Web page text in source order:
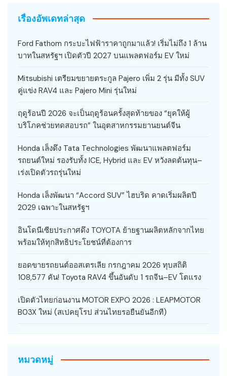
เรื่องอัพเดทล่าสุด
Ford Fathom กระบะไฟฟ้าราคาถูกมาแล้ว! เริ่มไม่ถึง 1 ล้าน
บาทในสหรัฐฯ เปิดตัวปี 2027 บนแพลตฟอร์ม EV ใหม่
Mitsubishi เตรียมขยายตระกูล Pajero เพิ่ม 2 รุ่น มีทั้ง SUV
คู่แข่ง RAV4 และ Pajero Mini รุ่นใหม่
ฤดูร้อนปี 2026 จะเป็นฤดูร้อนครั้งสุดท้ายของ “ยุคให้ผู้
บริโภคช่วยทดสอบรถ” ในอุตสาหกรรมยานยนต์จีน
Honda เล็งดึง Tata Technologies พัฒนาแพลตฟอร์ม
รถยนต์ใหม่ รองรับทั้ง ICE, Hybrid และ EV หวังลดต้นทุน–
เร่งเปิดตัวรถรุ่นใหม่
Honda เล็งพัฒนา “Accord SUV” ไฮบริด คาดเริ่มผลิตปี
2029 เฉพาะในสหรัฐฯ
อินโดนีเซียประกาศดึง TOYOTA ย้ายฐานผลิตหลักจากไทย
พร้อมให้ทุกสิทธิประโยชน์ที่ต้องการ
ยอดขายรถยนต์ออสเตรเลีย กรกฎาคม 2026 ทุบสถิติ
108,577 คัน! Toyota RAV4 ขึ้นอันดับ 1 รถจีน–EV โตแรง
เปิดตัวไทยก่อนงาน MOTOR EXPO 2026 : LEAPMOTOR
B03X ใหม่ (สเปคยุโรป ส่วนไทยรอยืนยันอีกที)
หมวดหมู่